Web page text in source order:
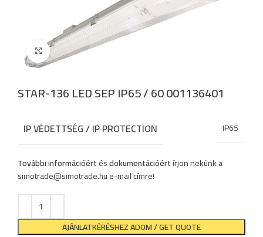
Click to enlarge
STAR-136 LED SEP IP65 / 60 001136401
IP VÉDETTSÉG / IP PROTECTION IP65
További információértésdokumentációértírjon nekünk a
simotrade@simotrade.hue-mail címre!
AJÁNLATKÉRÉSHEZ ADOM / GET QUOTE